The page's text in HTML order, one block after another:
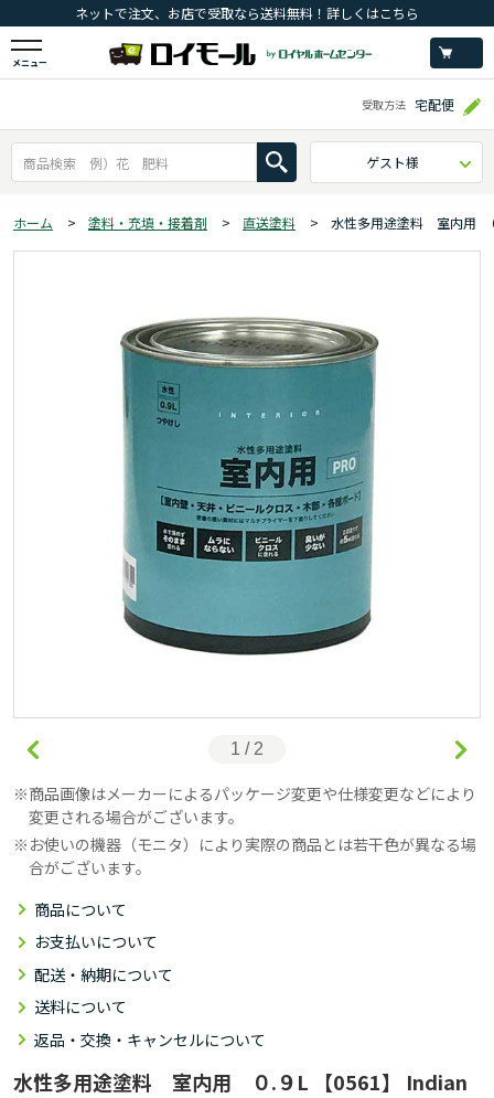
ネットで注文、お店で受取なら送料無料！詳しくはこちら
メニュー
受取方法 宅配便
ゲスト様
ホーム > 塗料・充填・接着剤 > 直送塗料 > 水性多用途塗料 室内用
1 / 2
商品画像はメーカーによるパッケージ変更や仕様変更などにより
変更される場合がございます。
お使いの機器（モニタ）により実際の商品とは若干色が異なる場
合がございます。
商品について
お支払いについて
配送・納期について
送料について
返品・交換・キャンセルについて
水性多用途塗料 室内用 ０.９L 【0561】 Indian